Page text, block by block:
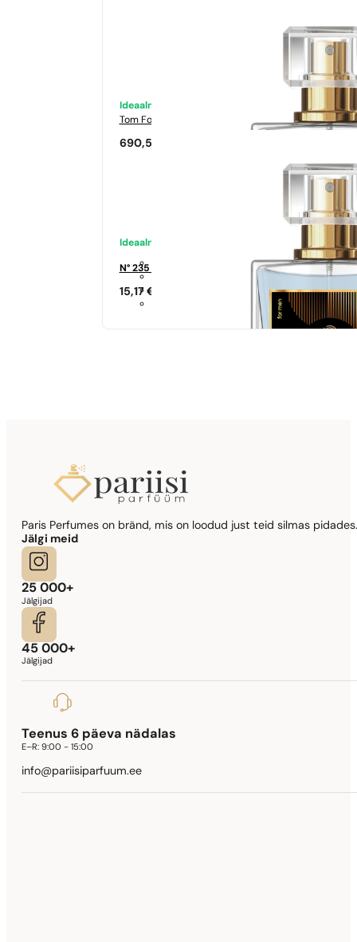
Ideaalne sobivus
Tom Ford
690,50
Ideaalne sobivus
N° 235 - 35%
15,17 €
Sarnased lõhna noodid
Lady Million Prive
Paris Perfumes on bränd, mis on loodud just teid silmas
Jälgi meid
25 000+
Jälgijad
45 000+
Jälgijad
Teenus 6 päeva nädalas
E–R:9:00 - 15:00
info@pariisiparfuum.ee